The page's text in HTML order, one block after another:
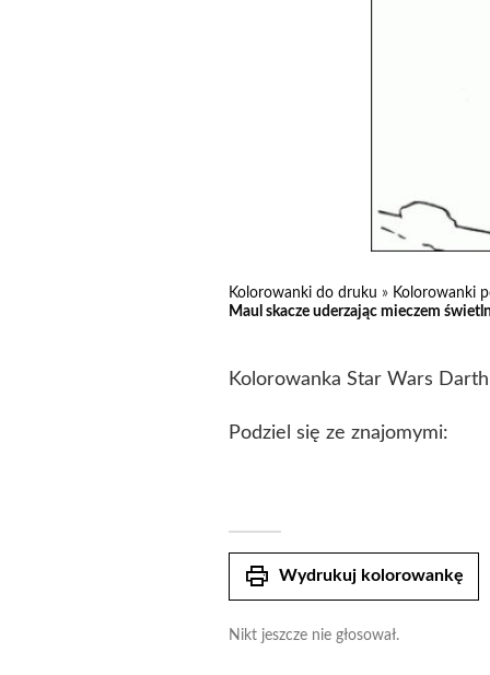
Kolorowanki do druku » Kolorowanki
Maul skacze uderzając mieczem
Kolorowanka Star Wars
Podziel się ze znajomymi:
print Wydrukuj kolorowankę
Nikt jeszcze nie głosował.